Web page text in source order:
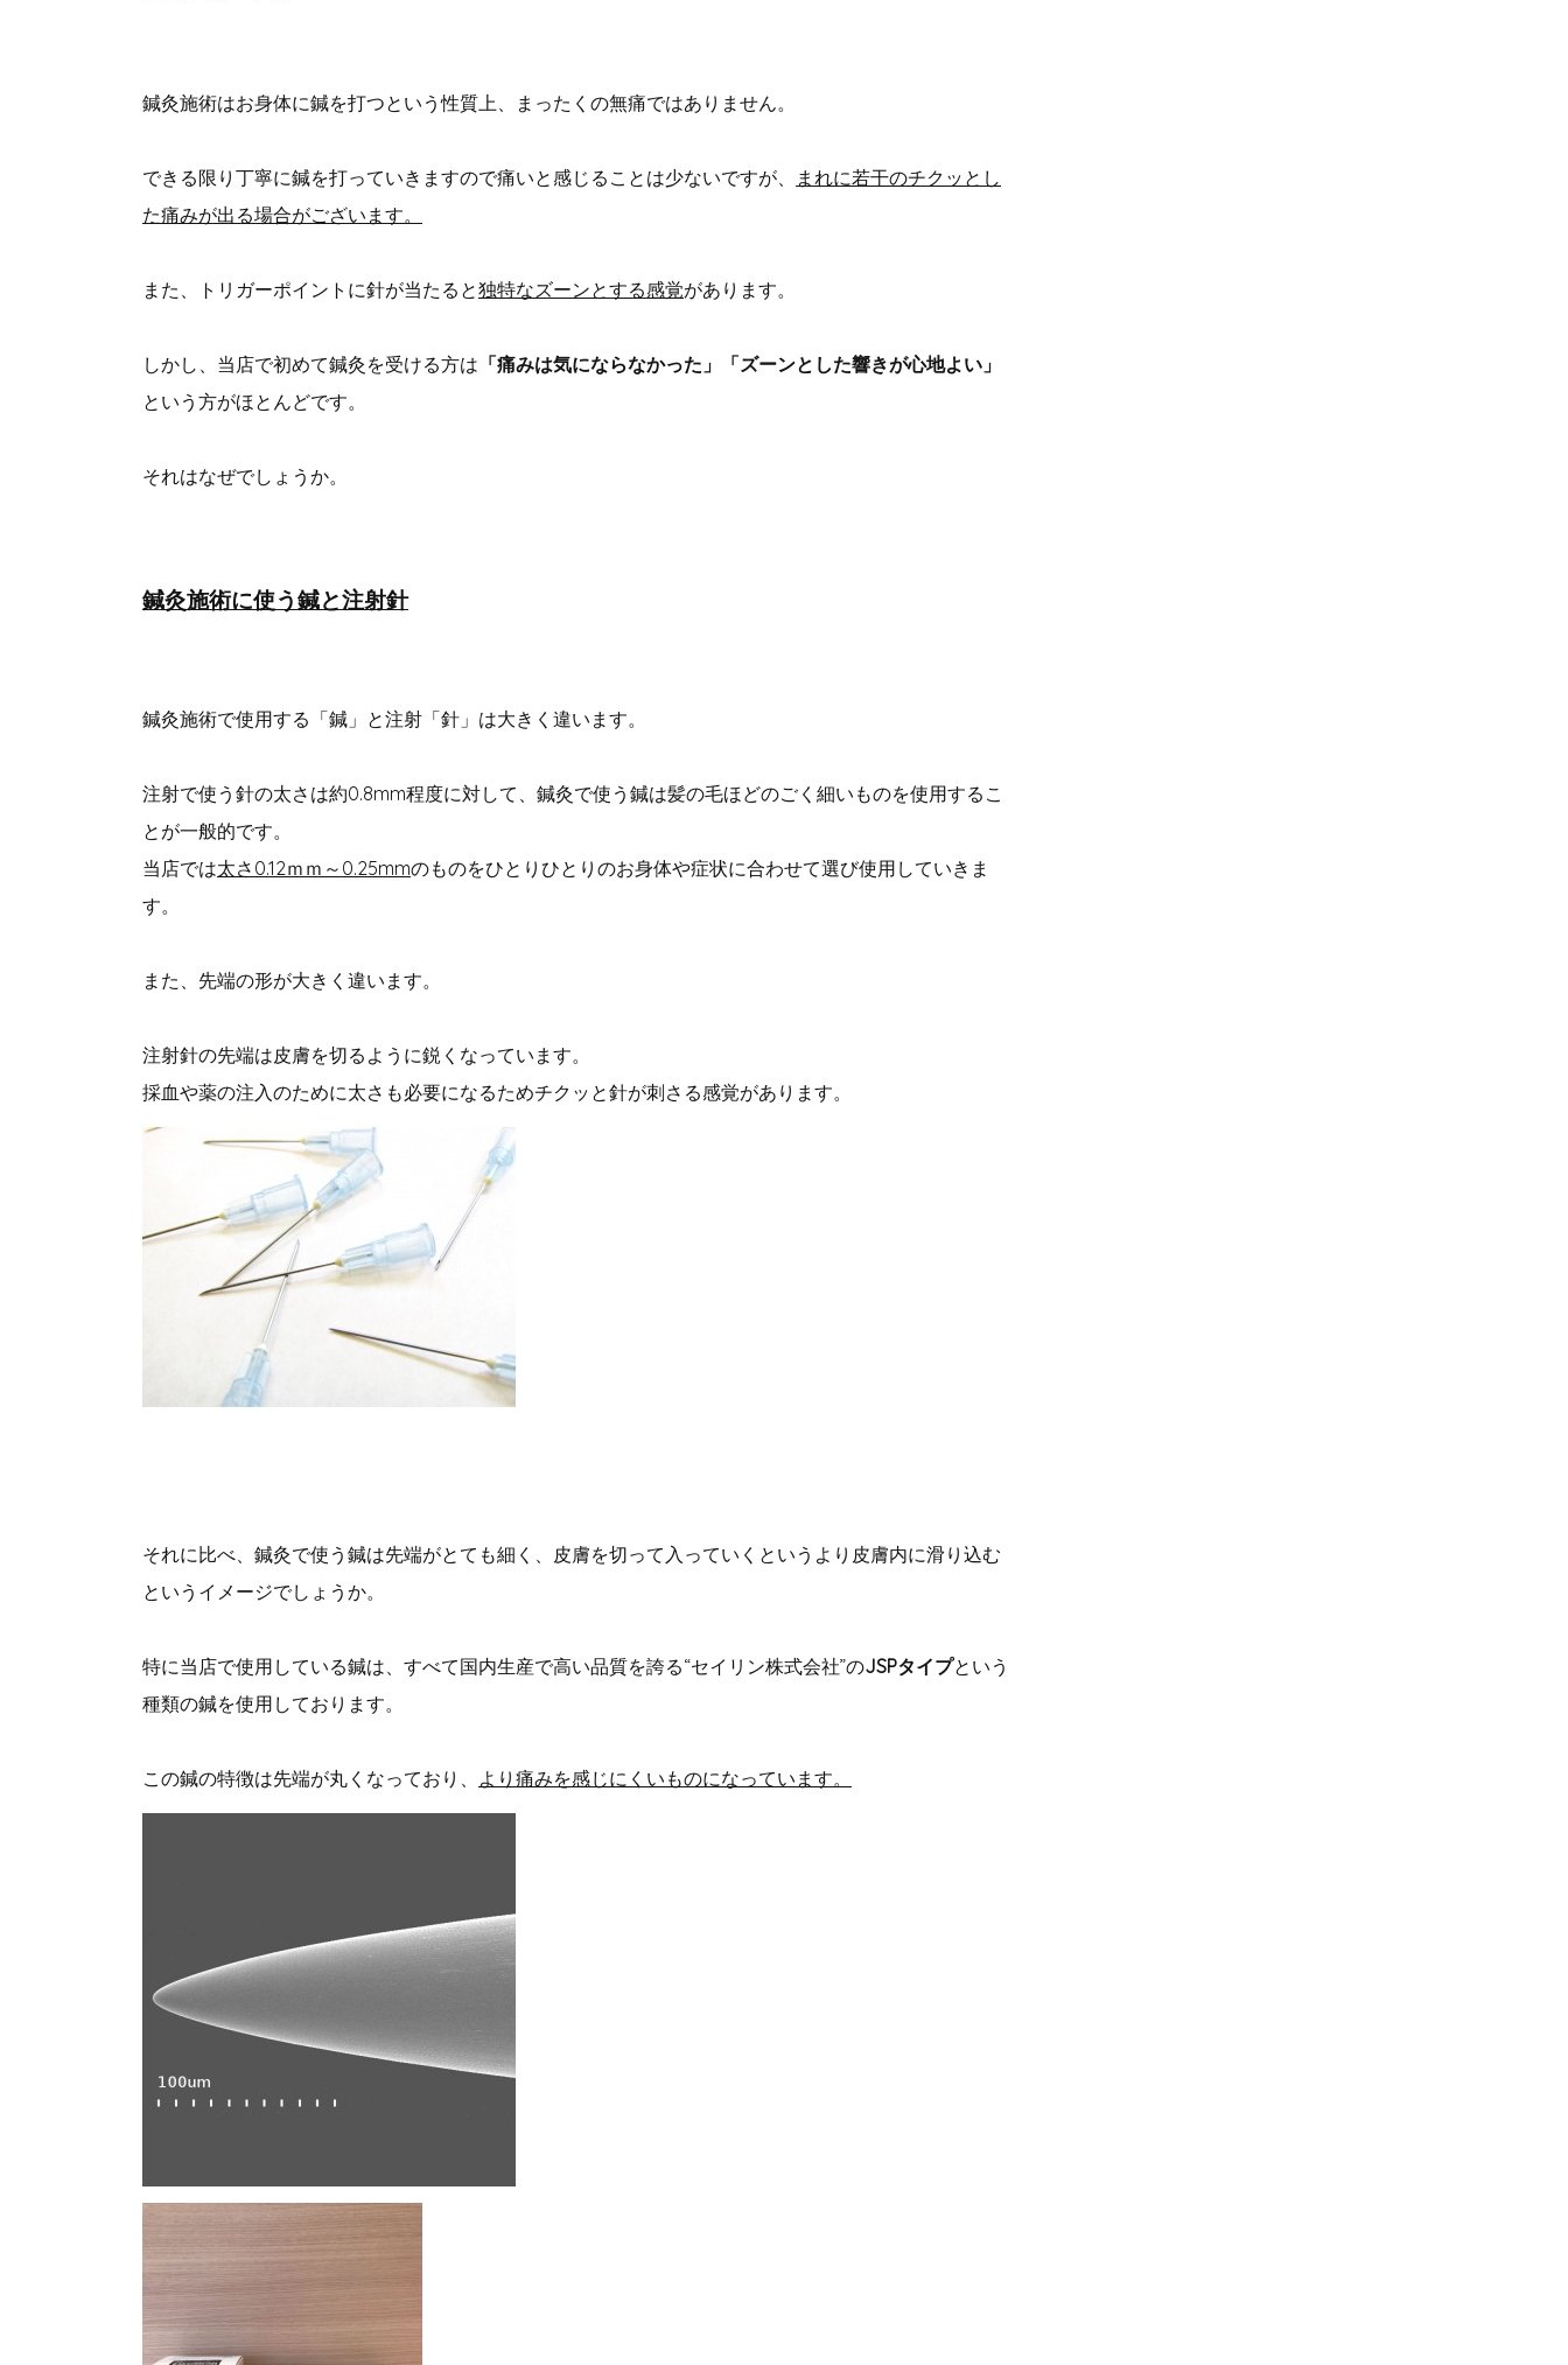
鍼灸施術はお身体に鍼を打つという性質上、まったくの無痛ではありません。
できる限り丁寧に鍼を打っていきますので痛いと感じることは少ないですが、
まれに若干のチクッとし
た痛みが出る場合がございます。
また、トリガーポイントに針が当たると独特なズーンとする感覚があります。
しかし、当店で初めて鍼灸を受ける方は 「痛みは気にならなかった」「ズーンとした響きが心地よい」
という方がほとんどです。
それはなぜでしょうか。
鍼灸施術に使う鍼と注射針
鍼灸施術で使用する「鍼」と注射「針」は大きく違います。
注射で使う針の太さは約0.8mm程度に対して、鍼灸で使う鍼は髪の毛ほどのごく細いものを使用するこ
とが一般的です。
当店では太さ0.12ｍｍ～0.25mmのものをひとりひとりのお身体や症状に合わせて選び使用していきま
す。
また、先端の形が大きく違います。
注射針の先端は皮膚を切るように鋭くなっています。
採血や薬の注入のために太さも必要になるためチクッと針が刺さる感覚があります。
それに比べ、鍼灸で使う鍼は先端がとても細く、皮膚を切って入っていくというより皮膚内に滑り込む
というイメージでしょうか。
特に当店で使用している鍼は、すべて国内生産で高い品質を誇る“セイリン株式会社”のJSPタイプという
種類の鍼を使用しております。
この鍼の特徴は先端が丸くなっており、 より痛みを感じにくいものになっています。